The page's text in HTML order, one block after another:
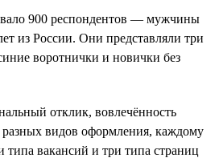
900 респондентов — мужчины
из России. Они представляли три
воротнички и новички без
отклик, вовлечённость
видов оформления, каждому
типа вакансий и три типа страниц